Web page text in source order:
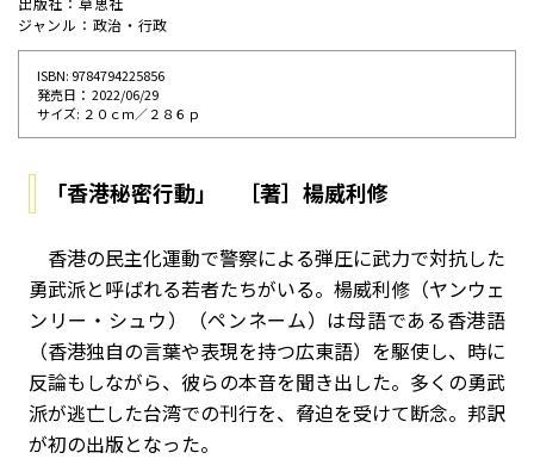
ジャンル：政治・行政
ISBN: 9784794225856
発売⽇： 2022/06/29
サイズ: ２０ｃｍ／２８６ｐ
「香港秘密行動」 ［著］楊威利修
香港の民主化運動で警察による弾圧に武力で対抗した
勇武派と呼ばれる若者たちがいる。楊威利修（ヤンウェ
ンリー・シュウ）（ペンネーム）は母語である香港語
（香港独自の言葉や表現を持つ広東語）を駆使し、時に
反論もしながら、彼らの本音を聞き出した。多くの勇武
派が逃亡した台湾での刊行を、脅迫を受けて断念。邦訳
が初の出版となった。